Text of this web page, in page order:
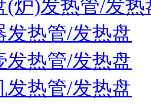
(炉)发热管/发热
发热管/发热盘
发热管/发热盘
发热管/发热盘